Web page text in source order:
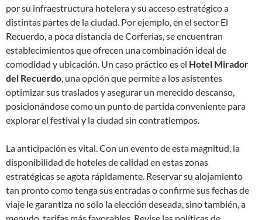
por su infraestructura hotelera y su acceso estratégico a
distintas partes de la ciudad. Por ejemplo, en el sector El
Recuerdo, a poca distancia de Corferias, se encuentran
establecimientos que ofrecen una combinación ideal de
comodidad y ubicación. Un caso práctico es el Hotel Mirador
del Recuerdo, una opción que permite a los asistentes
optimizar sus traslados y asegurar un merecido descanso,
posicionándose como un punto de partida conveniente para
explorar el festival y la ciudad sin contratiempos.
La anticipación es vital. Con un evento de esta magnitud, la
disponibilidad de hoteles de calidad en estas zonas
estratégicas se agota rápidamente. Reservar su alojamiento
tan pronto como tenga sus entradas o confirme sus fechas de
viaje le garantiza no solo la elección deseada, sino también, a